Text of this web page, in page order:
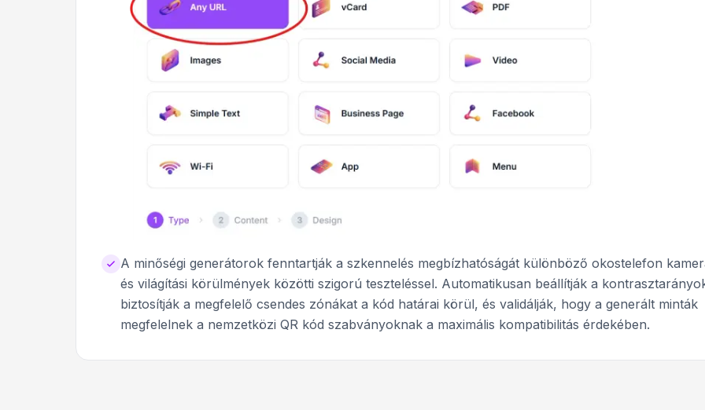
A minőségi generátorok fenntartják a szkennelés megbízhatóságát különböző okostelefon
és világítási körülmények közötti szigorú teszteléssel. Automatikusan beállítják a
biztosítják a megfelelő csendes zónákat a kód határai körül, és validálják, hogy a generált minták
megfelelnek a nemzetközi QR kód szabványoknak a maximális kompatibilitás érdekében.